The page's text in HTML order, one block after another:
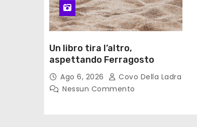
Un libro tira l’altro,
aspettando Ferragosto
Ago 6, 2026
Covo Della Ladra
Nessun Commento